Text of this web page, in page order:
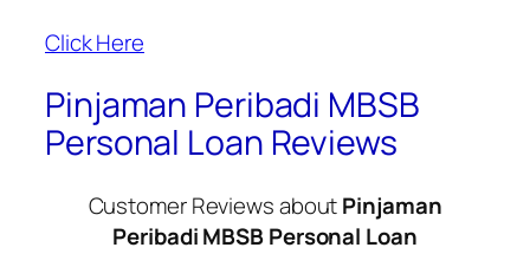
Click Here
Pinjaman Peribadi MBSB
Personal Loan Reviews
Customer Reviews aboutPinjaman
Peribadi MBSB Personal Loan